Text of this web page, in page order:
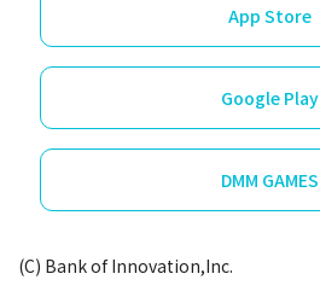
App Store
Google Play
DMM GAMES
(C) Bank of Innovation,Inc.